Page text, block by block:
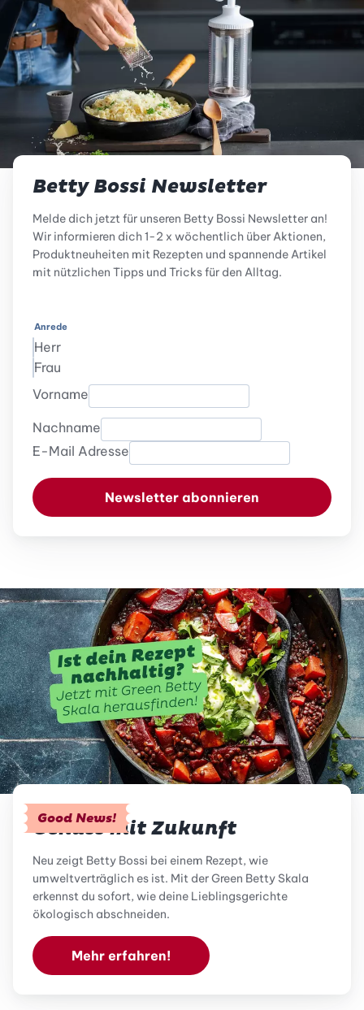
Betty Bossi Newsletter
Melde dich jetzt für unseren Betty Bossi Newsletter an!
Wir informieren dich 1-2 x wöchentlich über Aktionen,
Produktneuheiten mit Rezepten und spannende Artikel
mit nützlichen Tipps und Tricks für den Alltag.
Anrede
Herr
Frau
Vorname
Nachname
E-Mail Adresse
Newsletter abonnieren
Good News!
Genuss mit Zukunft
Neu zeigt Betty Bossi bei einem Rezept, wie
umweltverträglich es ist. Mit der Green Betty Skala
erkennst du sofort, wie deine Lieblingsgerichte
ökologisch abschneiden.
Mehr erfahren!